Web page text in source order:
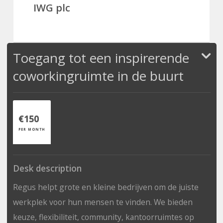
IWG plc
Toegang tot een inspirerende
coworkingruimte in de buurt
€150
PER MONTH
Desk description
Regus helpt grote en kleine bedrijven om de juiste
werkplek voor hun mensen te vinden. We bieden
keuze, flexibiliteit, community, kantoorruimtes op